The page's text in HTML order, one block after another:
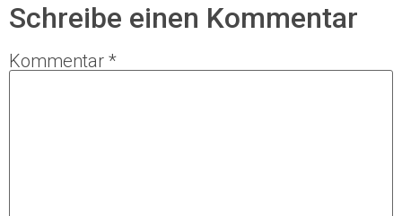
Schreibe einen Kommentar
Kommentar *